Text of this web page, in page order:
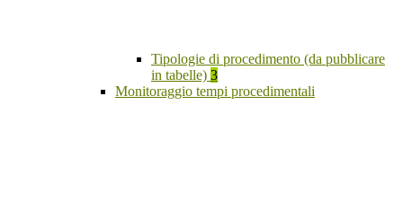
Tipologie di procedimento (da pubblicare
in tabelle) 3
Monitoraggio tempi procedimentali